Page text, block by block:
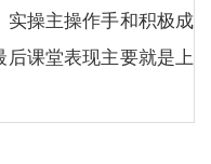
操主操作手和积极成
后课堂表现主要就是上